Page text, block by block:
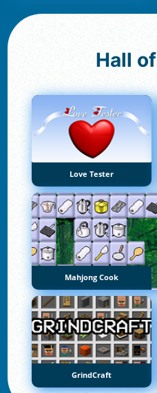
Hall of
Love Tester
Mahjong Cook
GrindCraft